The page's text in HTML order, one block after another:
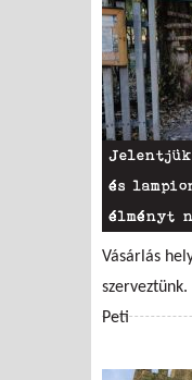
és
élményt
Vásárlás
Peti